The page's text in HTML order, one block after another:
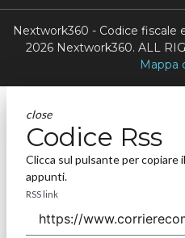
Nextwork360 - Codice fiscale
2026 Nextwork360. ALL
Mappa
close
Codice Rss
Clicca sul pulsante per copiare
appunti.
RSS link